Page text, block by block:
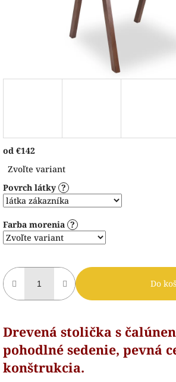
od €142
cena:
Zvoľte variant
Povrch látky ?
Farba morenia ?
Do
Drevená stolička s
pohodlné sedenie, pevná
konštrukcia.